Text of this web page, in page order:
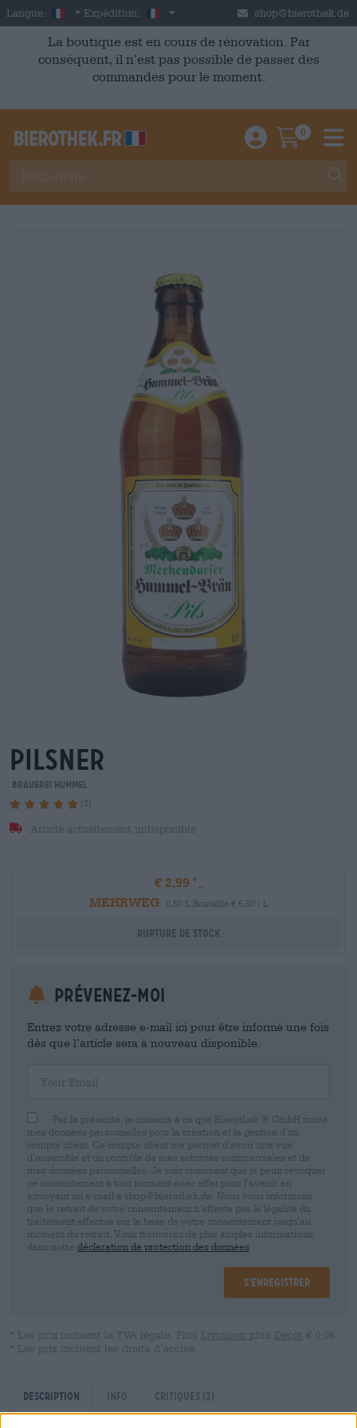
Skip to main content
Langue: French
Expédition: France shop@bierothek.de
La boutique est en cours de rénovation. Par
conséquent, il n’est pas possible de passer des
commandes pour le moment.
Einloggen /
0
Pilsner
Brauerei Hummel
(2)
Article actuellement indisponible
€ 2,99
MEHRWEG
0,50 L Bouteille € 5,50 / L
Rupture de stock
Prévenez-moi
Entrez votre adresse e-mail ici pour être informé une fois
dès que l’article sera à nouveau disponible.
Par la présente, je consens à ce que Bierothek ® GmbH traite
mes données personnelles pour la création et la gestion d’un
compte client. Ce compte client me permet d’avoir une vue
d’ensemble et un contrôle de mes activités commerciales et de
mes données personnelles. Je suis conscient que je peux révoquer
ce consentement à tout moment avec effet pour l’avenir en
envoyant un e-mail à shop@bierothek.de. Nous vous informons
que le retrait de votre consentement n’affecte pas la légalité du
traitement effectué sur la base de votre consentement jusqu’au
moment du retrait. Vous trouverez de plus amples informations
dans notre déclaration de protection des données
S’enregistrer
* Les prix incluent la TVA légale. Plus Livraison plus Dépôt € 0,08
* Les prix incluent les droits d’accise
Description Info Critiques (2)